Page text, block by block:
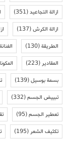
ازالة التجاعيد(351)
ازالة الكرش(137)
الطريقة(130)
المقادير(223)
بسمة بوسيل(139)
تبييض الجسم(332)
تعطير الجسم(95)
تكثيف الشعر(195)